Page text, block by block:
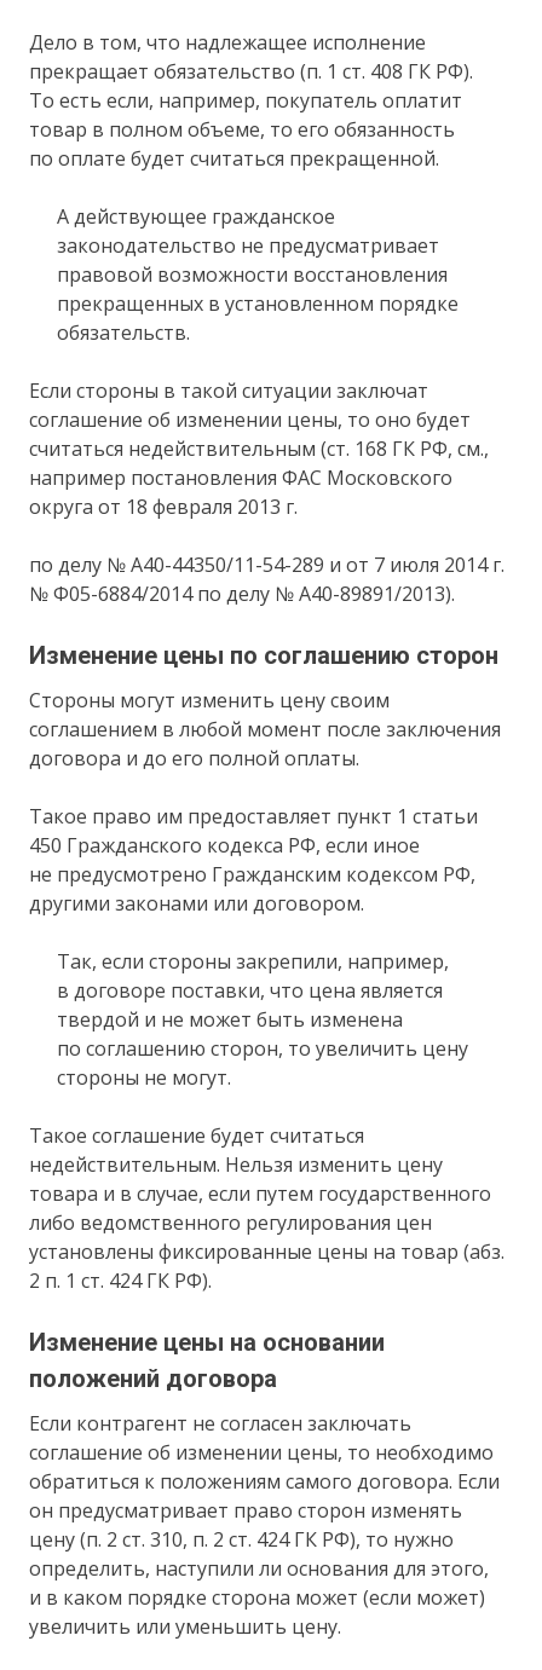
Дело в том, что надлежащее исполнение
прекращает обязательство (п. 1 ст. 408 ГК РФ).
То есть если, например, покупатель оплатит
товар в полном объеме, то его обязанность
по оплате будет считаться прекращенной.
А действующее гражданское
законодательство не предусматривает
правовой возможности восстановления
прекращенных в установленном порядке
обязательств.
Если стороны в такой ситуации заключат
соглашение об изменении цены, то оно будет
считаться недействительным (ст. 168 ГК РФ, см.,
например постановления ФАС Московского
округа от 18 февраля 2013 г.
по делу № А40-44350/11-54-289 и от 7 июля 2014 г.
№ Ф05-6884/2014 по делу № А40-89891/2013).
Изменение цены по соглашению сторон
Стороны могут изменить цену своим
соглашением в любой момент после заключения
договора и до его полной оплаты.
Такое право им предоставляет пункт 1 статьи
450 Гражданского кодекса РФ, если иное
не предусмотрено Гражданским кодексом РФ,
другими законами или договором.
Так, если стороны закрепили, например,
в договоре поставки, что цена является
твердой и не может быть изменена
по соглашению сторон, то увеличить цену
стороны не могут.
Такое соглашение будет считаться
недействительным. Нельзя изменить цену
товара и в случае, если путем государственного
либо ведомственного регулирования цен
установлены фиксированные цены на товар (абз.
2 п. 1 ст. 424 ГК РФ).
Изменение цены на основании
положений договора
Если контрагент не согласен заключать
соглашение об изменении цены, то необходимо
обратиться к положениям самого договора. Если
он предусматривает право сторон изменять
цену (п. 2 ст. 310, п. 2 ст. 424 ГК РФ), то нужно
определить, наступили ли основания для этого,
и в каком порядке сторона может (если может)
увеличить или уменьшить цену.